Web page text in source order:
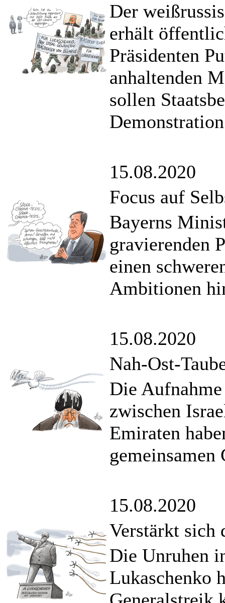
Der
erhält
Präsidenten
anhaltenden
sollen
15.08.2020
Focus auf
Bayerns
gravierenden
einen
Ambitionen
15.08.2020
Nah-Ost-
Die
zwischen
Emiraten
gemeinsamen
15.08.2020
Verstärkt sich
Die Unruhen
Lukaschenko